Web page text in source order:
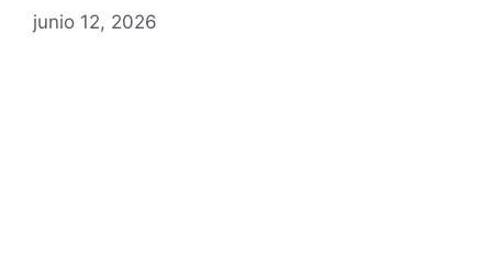
junio 12, 2026